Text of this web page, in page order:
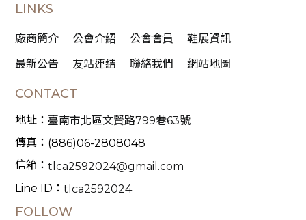
LINKS
廠商簡介 公會介紹 公會會員
鞋展資訊
最新公告
友站連結 聯絡我們 網站地圖
CONTACT
地址：臺南市北區文賢路799巷63號
傳真： (886)06-2808048
信箱：tlca2592024@gmail.com
Line ID：tlca2592024
FOLLOW